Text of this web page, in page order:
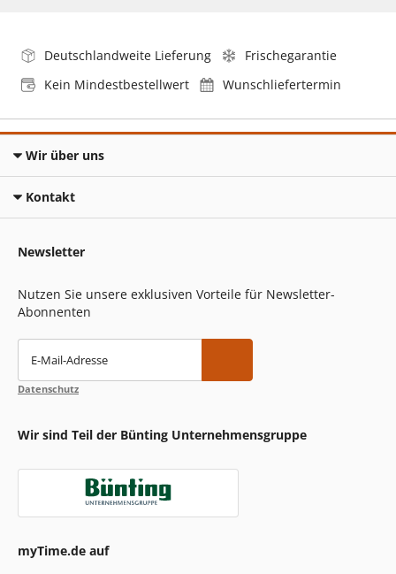
Deutschlandweite Lieferung
Frischegarantie
Kein Mindestbestellwert
Wunschliefertermin
Wir über uns
Kontakt
Newsletter
Nutzen Sie unsere exklusiven Vorteile für Newsletter-
Abonnenten
E-Mail-Adresse
Datenschutz
Wir sind Teil der Bünting Unternehmensgruppe
myTime.de auf